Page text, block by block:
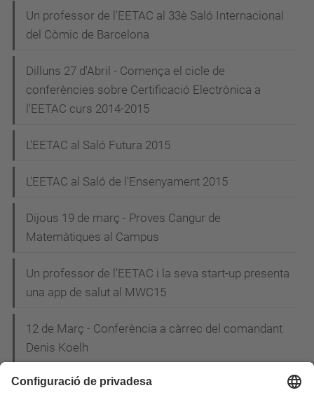
Un professor de l'EETAC al 33è Saló Internacional
del Còmic de Barcelona
Dilluns 27 d'Abril - Comença el cicle de
conferències sobre Certificació Electrònica a
l'EETAC curs 2014-2015
L'EETAC al Saló Futura 2015
L'EETAC al Saló de l'Ensenyament 2015
Dijous 19 de març - Proves Cangur de
Matemàtiques al Campus
Un professor de l'EETAC i la seva start-up presenta
una app de salut al MWC15
12 de Març - Conferència a càrrec del comandant
Denis Koelh
Carles Puente, un dels guardonats a la 20a Nit de